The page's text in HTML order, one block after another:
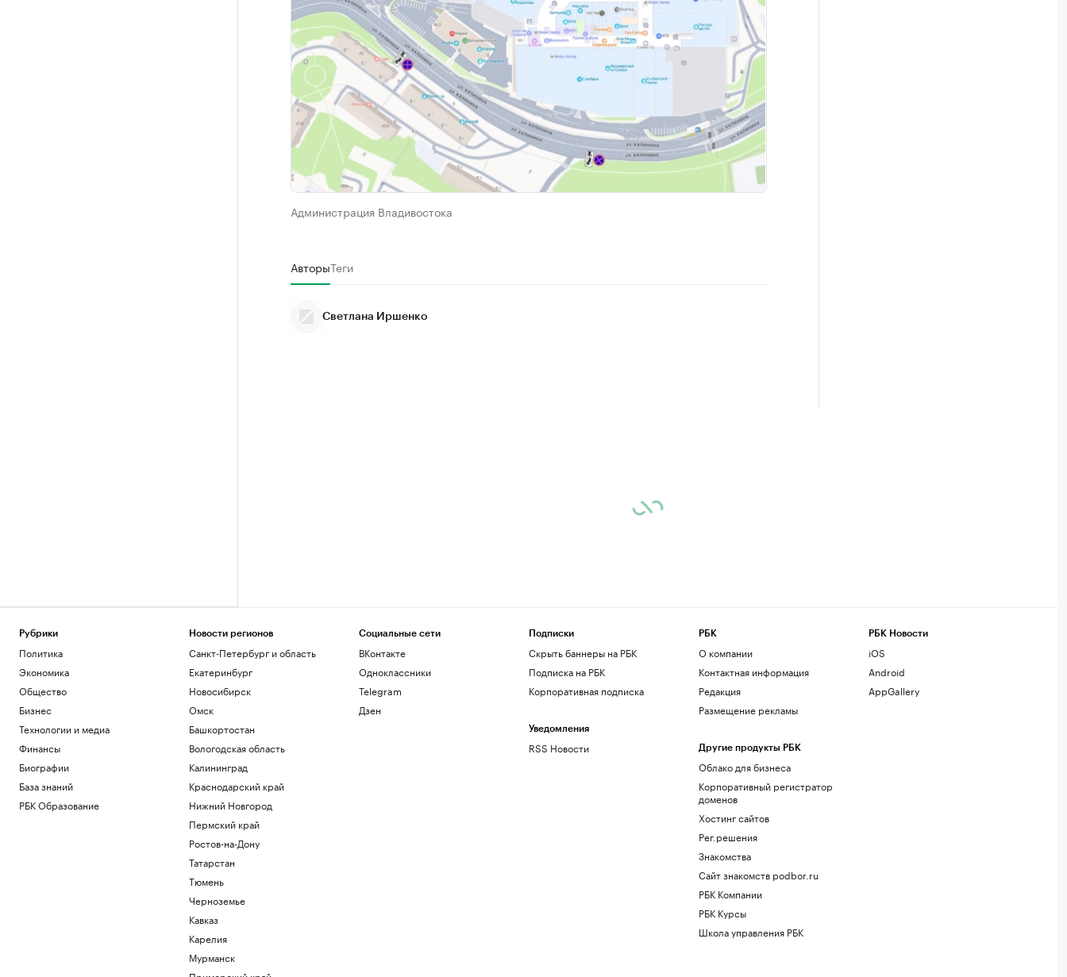
Администрация Владивостока
АвторыТеги
Светлана Иршенко
Рубрики
Политика
Экономика
Общество
Бизнес
Технологии и медиа
Финансы
Биографии
База знаний
РБК Образование
Новости регионов
Санкт-Петербург и область
Екатеринбург
Новосибирск
Омск
Башкортостан
Вологодская область
Калининград
Краснодарский край
Нижний Новгород
Пермский край
Ростов-на-Дону
Татарстан
Тюмень
Черноземье
Кавказ
Карелия
Мурманск
Социальные сети
ВКонтакте
Одноклассники
Telegram
Дзен
Подписки
Скрыть баннеры на РБК
Подписка на РБК
Корпоративная подписка
Уведомления
RSS Новости
РБК
О компании
Контактная информация
Редакция
Размещение рекламы
Другие продукты РБК
Облако для бизнеса
Корпоративный регистратор
доменов
Хостинг сайтов
Рег.решения
Знакомства
Сайт знакомств podbor.ru
РБК Компании
РБК Курсы
Школа управления РБК
РБК Новости
iOS
Android
AppGallery